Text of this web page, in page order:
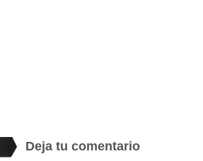
Deja tu comentario